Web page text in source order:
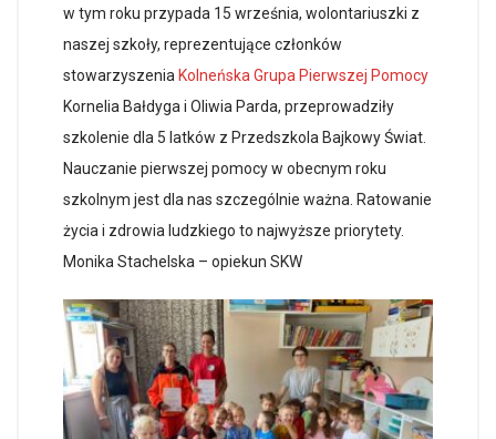
w tym roku przypada 15 września, wolontariuszki z
naszej szkoły, reprezentujące członków
stowarzyszenia Kolneńska Grupa Pierwszej Pomocy
Kornelia Bałdyga i Oliwia Parda, przeprowadziły
szkolenie dla 5 latków z Przedszkola Bajkowy Świat.
Nauczanie pierwszej pomocy w obecnym roku
szkolnym jest dla nas szczególnie ważna. Ratowanie
życia i zdrowia ludzkiego to najwyższe priorytety.
Monika Stachelska – opiekun SKW